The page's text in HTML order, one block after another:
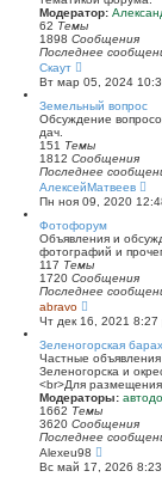
е
м
у
с
б
е
н
ю
и
к
п
о
л
е
д
н
м
у
с
о
о
б
е
н
и
ю
Модератор:
62 Темы
1898 Сообщения
Последнее
Скаут
е
р
е
й
т
и
к
п
о
с
л
е
д
н
е
м
у
с
о
о
щ
е
н
и
ю
Вт мар 05, 2024
Земельный вопрос
Обсуждение
дач.
151 Темы
1812 Сообщения
Последнее
АлексейМатвеев
е
р
й
т
п
с
л
е
д
н
е
м
у
о
щ
Пн ноя 09, 2020
Фотофорум
Объявления и
фотографий и
117 Темы
1720 Сообщения
Последнее
abravo
е
р
е
й
т
и
к
п
о
с
л
е
д
Чт дек 16, 2021 8:27
Зеленогорская
Частные
Зеленогорска и
<br>Для размещения
Модераторы:
1662 Темы
3620 Сообщения
Последнее
Alexeu98
е
р
Вс май 17, 2026